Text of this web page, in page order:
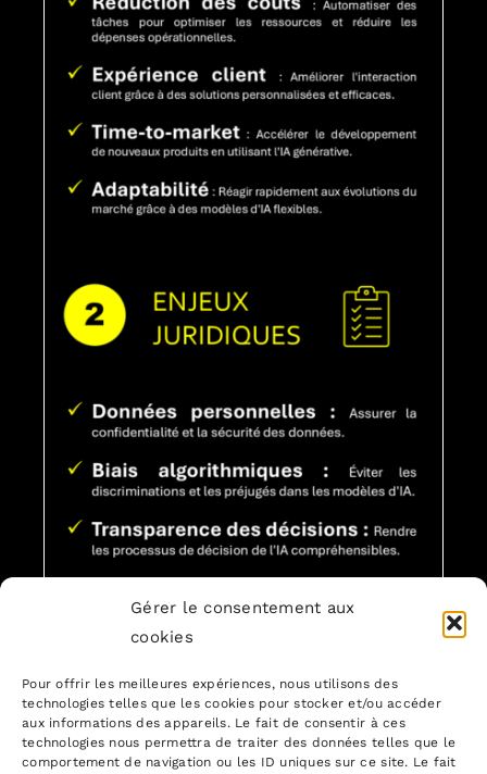
Gérer le consentement aux
cookies
Pour offrir les meilleures expériences, nous utilisons des
technologies telles que les cookies pour stocker et/ou accéder
aux informations des appareils. Le fait de consentir à ces
technologies nous permettra de traiter des données telles que le
comportement de navigation ou les ID uniques sur ce site. Le fait